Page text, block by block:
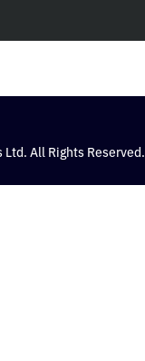
All Rights Reserved.